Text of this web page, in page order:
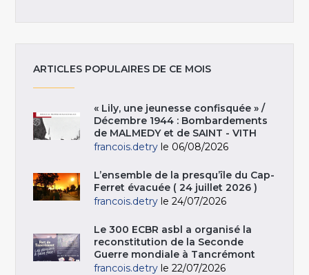
ARTICLES POPULAIRES DE CE MOIS
« Lily, une jeunesse confisquée » /
Décembre 1944 : Bombardements
de MALMEDY et de SAINT - VITH
francois.detry le 06/08/2026
L’ensemble de la presqu’île du Cap-
Ferret évacuée ( 24 juillet 2026 )
francois.detry le 24/07/2026
Le 300 ECBR asbl a organisé la
reconstitution de la Seconde
Guerre mondiale à Tancrémont
francois.detry le 22/07/2026